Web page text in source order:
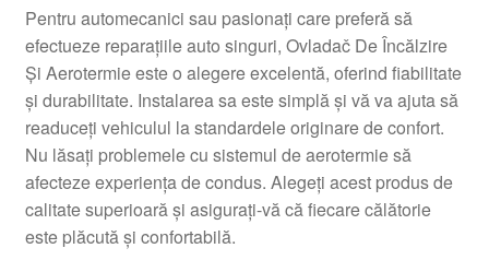
Livrare în toată lumea
Plângere
Plățile
Politică de confidențialitate
Procedura de reclamație
Pentru automecanici sau pasionați care preferă să
efectueze reparațiile auto singuri, Ovladač De Încălzire
Și Aerotermie este o alegere excelentă, oferind fiabilitate
și durabilitate. Instalarea sa este simplă și vă va ajuta să
readuceți vehiculul la standardele originare de confort.
Nu lăsați problemele cu sistemul de aerotermie să
afecteze experiența de condus. Alegeți acest produs de
calitate superioară și asigurați-vă că fiecare călătorie
este plăcută și confortabilă.